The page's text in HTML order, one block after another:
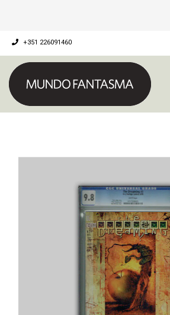
+351 226091460